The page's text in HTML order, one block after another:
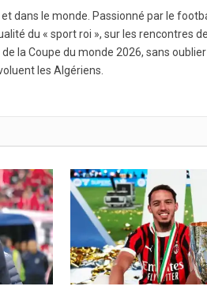
dans le monde. Passionné par le
du « sport roi », sur les rencontres
la Coupe du monde 2026, sans
les Algériens.